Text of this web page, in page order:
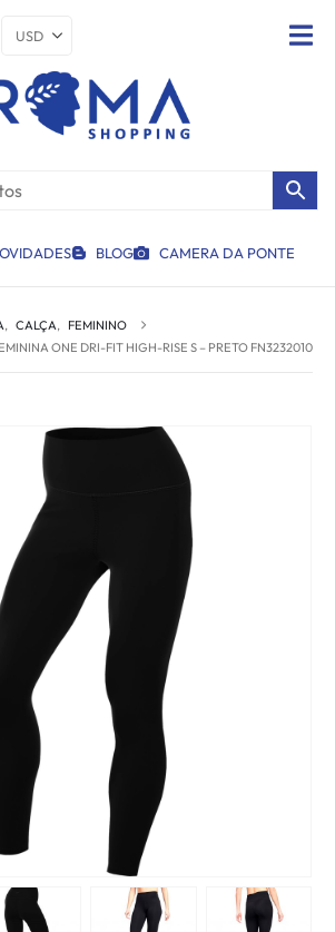
BLOG CAMERA DA PONTE
, CALÇA, FEMININO
ONE DRI-FIT HIGH-RISE S – PRETO FN3232010